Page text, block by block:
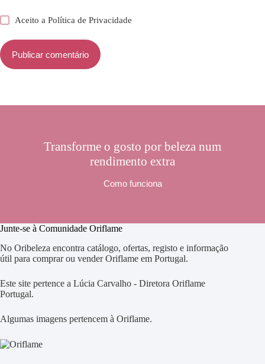
Aceito aPolítica de Privacidade
Publicar comentário
Transforme o gosto por beleza num
rendimento extra
Como funciona
Junte-se à Comunidade Oriflame
No Oribeleza encontra catálogo, ofertas, registo e informação
útil para comprar ou vender Oriflame em Portugal.
Este site pertence a Lúcia Carvalho - Diretora Oriflame
Portugal.
Algumas imagens pertencem à Oriflame.